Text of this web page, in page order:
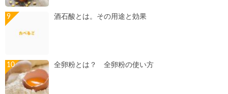
酒石酸とは。その用途と効果
全卵粉とは？ 全卵粉の使い方